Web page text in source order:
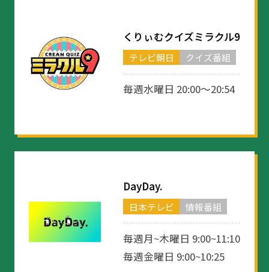
くりぃむクイズミラクル9
テレビ朝日 クイズ番組
毎週水曜日 20:00～20:54
DayDay.
日本テレビ 情報番組
毎週月~木曜日 9:00~11:10
毎週金曜日 9:00~10:25